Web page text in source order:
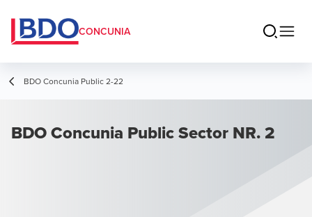
CONCUNIA
BDO Concunia Public 2-22
BDO Concunia Public Sector NR. 2